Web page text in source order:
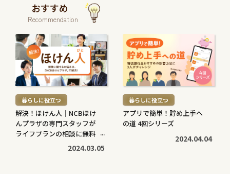
おすすめ
Recommendation
続
き
を
読
む
> 暮らしに役立つ
解決！ほけん人｜NCBほけ
んプラザの専門スタッフが
ライフプランの相談に無料
2024.03.05
続
き
を
読
む
> 暮らしに役立つ
アプリで簡単！貯め上手へ
の道 4回シリーズ
2024.04.04